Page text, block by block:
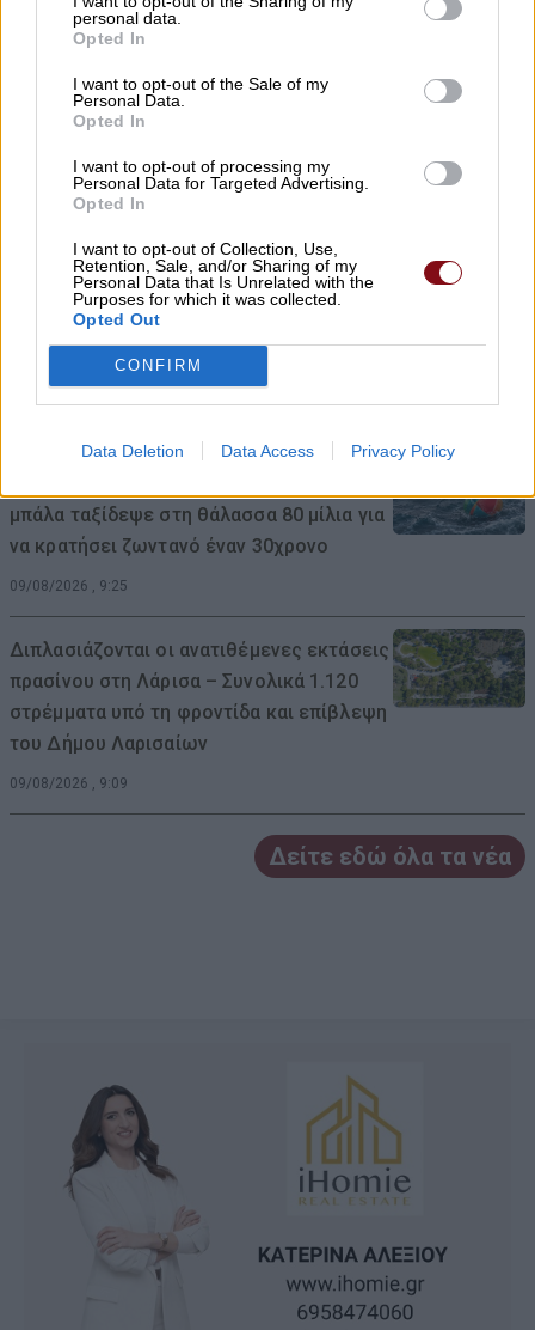
personal data.
Opted In
I want to opt-out of the Sale of my
Personal Data.
Opted In
I want to opt-out of processing my
Personal Data for Targeted Advertising.
Opted In
I want to opt-out of Collection, Use,
Retention, Sale, and/or Sharing of my
Personal Data that Is Unrelated with the
Purposes for which it was collected.
Opted Out
CONFIRM
Data Deletion Data Access Privacy Policy
Εκσφενδονίστηκαν από τη μοτοσικλέτα
09/08/2026 , 10:14
κτηνοτροφία και το 2026
Νυχθημερόν ανοιχτά τα φώτα του
δημοτικού φωτισμού σε Τύρναβο,
Γιάννουλη, Αμπελώνα, Βρυότοπο και
Δένδρα λόγω βλάβης του ΔΕΔΔΗΕ
μπάλα ταξίδεψε στη θάλασσα 80 μίλια για
να κρατήσει ζωντανό έναν 30χρονο
09/08/2026 , 9:25
Διπλασιάζονται οι ανατιθέμενες εκτάσεις
πρασίνου στη Λάρισα – Συνολικά 1.120
στρέμματα υπό τη φροντίδα και επίβλεψη
του Δήμου Λαρισαίων
09/08/2026 , 9:09
Δείτε εδώ όλα τα νέα